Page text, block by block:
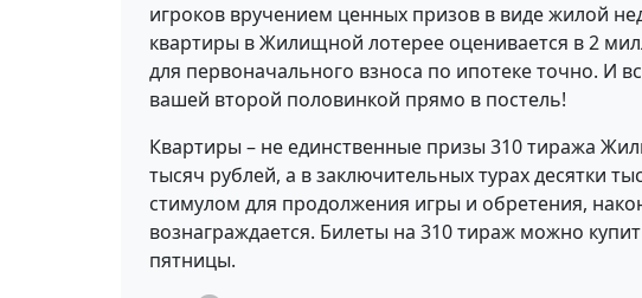
игроков вручением ценных призов в виде жилой
квартиры в Жилищной лотерее оценивается в 2
для первоначального взноса по ипотеке точно. И
вашей второй половинкой прямо в постель!
Квартиры – не единственные призы 310 тиража
тысяч рублей, а в заключительных турах десятки
стимулом для продолжения игры и обретения,
вознаграждается. Билеты на 310 тираж можно
пятницы.